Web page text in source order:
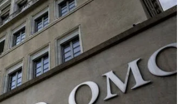
tiếp cận mới
vệ sức khỏe của